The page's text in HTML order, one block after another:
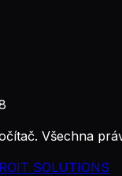
Všechna
ROIT SOLUTIONS